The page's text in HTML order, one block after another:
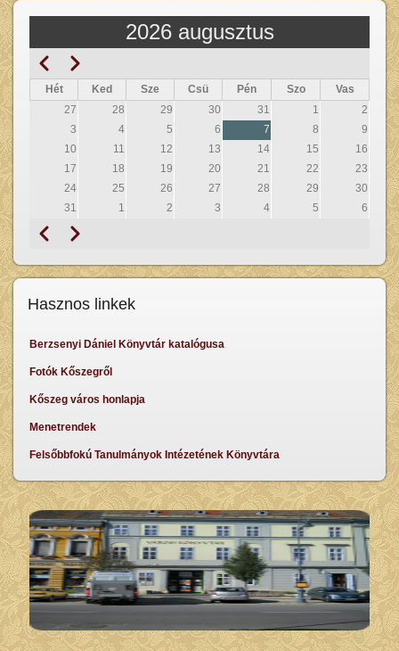
2026 augusztus
Oldalszámozás
Előző Következő
Hét Ked Sze Csü Pén Szo
Vas
27
28 29 30 31 1
2
3
4 5 6 7 8
9
10
11 12 13 14 15
16
17
18 19 20 21 22
23
24
25 26 27 28 29
30
31
1 2 3 4 5 6
Oldalszámozás
Előző Következő
Hasznos linkek
Berzsenyi Dániel Könyvtár katalógusa
Fotók Kőszegről
Kőszeg város honlapja
Menetrendek
Felsőbbfokú Tanulmányok Intézetének Könyvtára